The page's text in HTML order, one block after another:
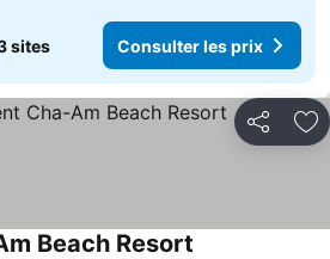
sites Consulter les prix
Partager
Beach Resort